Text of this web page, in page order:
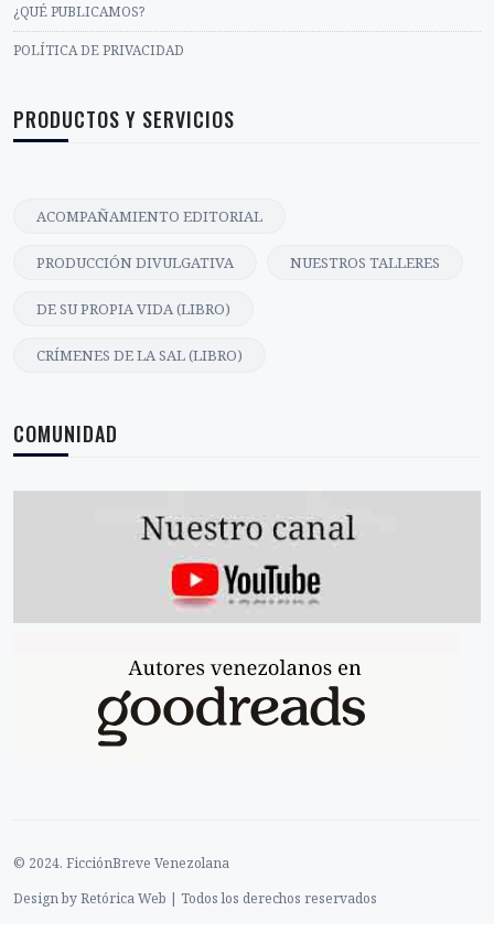
¿QUÉ PUBLICAMOS?
POLÍTICA DE PRIVACIDAD
PRODUCTOS Y SERVICIOS
ACOMPAÑAMIENTO EDITORIAL
PRODUCCIÓN DIVULGATIVA NUESTROS TALLERES
DE SU PROPIA VIDA (LIBRO)
CRÍMENES DE LA SAL (LIBRO)
COMUNIDAD
© 2024. FicciónBreve Venezolana
Design by Retórica Web | Todos los derechos reservados